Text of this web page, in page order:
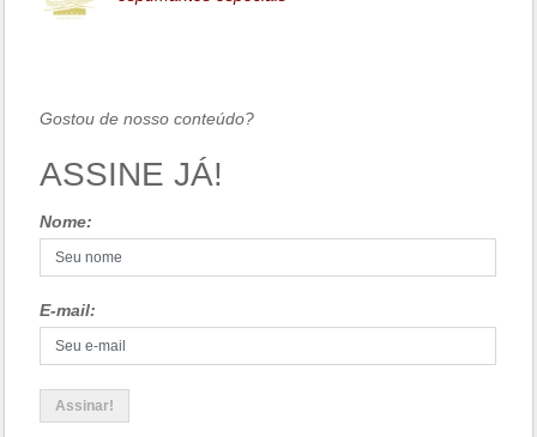
Gostou de nosso conteúdo?
ASSINE JÁ!
Nome:
E-mail: